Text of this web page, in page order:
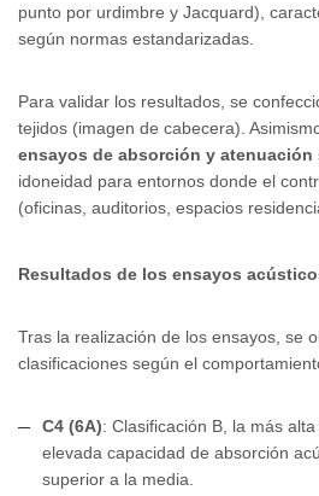
punto por urdimbre y Jacquard),
según normas estandarizadas.
Para validar los resultados, se
tejidos (imagen de cabecera).
ensayos de absorción y atenuación
idoneidad para entornos donde el
(oficinas, auditorios, espacios
Resultados de los ensayos
Tras la realización de los ensayos, se
clasificaciones según el
C4 (6A): Clasificación B, la más
elevada capacidad de absorción
superior a la media.